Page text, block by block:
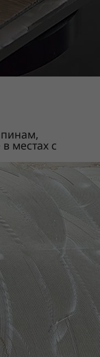
местах с